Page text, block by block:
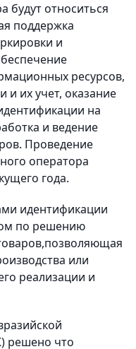
будут относиться
поддержка
и
ресурсов,
и их учет, оказание
на
и ведение
Проведение
оператора
года.
идентификации
по решению
или
реализации и
решено что